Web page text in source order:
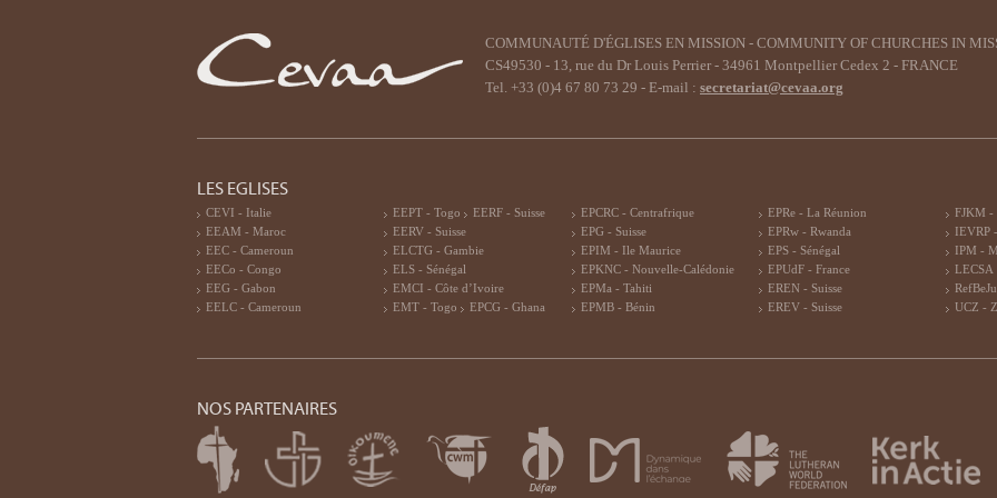
COMMUNAUTÉ D'ÉGLISES EN MISSION - COMMUNITY OF CHURCHES IN
CS49530 - 13, rue du Dr Louis Perrier - 34961 Montpellier Cedex 2 - FRANCE
Tel. +33 (0)4 67 80 73 29 - E-mail : secretariat@cevaa.org
LES EGLISES
CEVI - Italie
EEAM - Maroc
EEC - Cameroun
EECo - Congo
EEG - Gabon
EELC - Cameroun
EEPT - Togo
EERF - Suisse
EERV - Suisse
ELCTG - Gambie
ELS - Sénégal
EMCI - Côte d’Ivoire
EMT - Togo
EPCG - Ghana
EPCRC - Centrafrique
EPG - Suisse
EPIM - Ile Maurice
EPKNC - Nouvelle-Calédonie
EPMa - Tahiti
EPMB - Bénin
EPRe - La Réunion
EPRw - Rwanda
EPS - Sénégal
EPUdF - France
EREN - Suisse
EREV - Suisse
FJKM -
IEVRP
IPM -
LECSA
UCZ -
NOS PARTENAIRES